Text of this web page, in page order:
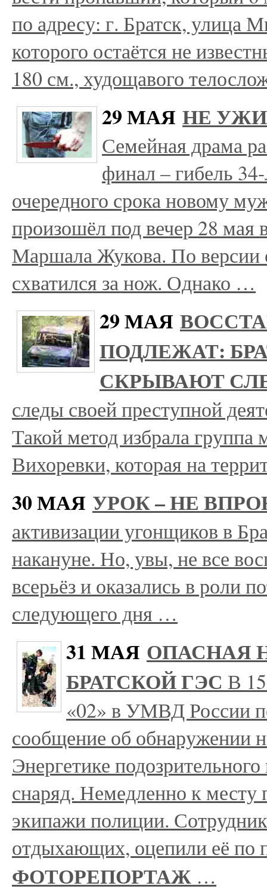
по адресу: г. Братск, улица
которого остаётся не
180 см., худощавого
29 МАЯ НЕ
Семейная драма
финал – гибель
очередного срока новому
произошёл под вечер 28 мая
Маршала Жукова. По версии
схватился за нож. Однако …
29 МАЯ
ПОДЛЕЖАТ:
СКРЫВАЮТ
следы своей преступной
Такой метод избрала
Вихоревки, которая на
30 МАЯ УРОК – НЕ
активизации угонщиков в
накануне. Но, увы, не все
всерьёз и оказались в роли
следующего дня …
31 МАЯ ОПАСНАЯ
БРАТСКОЙ ГЭС В
«02» в УМВД России
сообщение об обнаружении
Энергетике
снаряд. Немедленно к
экипажи полиции.
отдыхающих, оцепили её по
ФОТОРЕПОРТАЖ …